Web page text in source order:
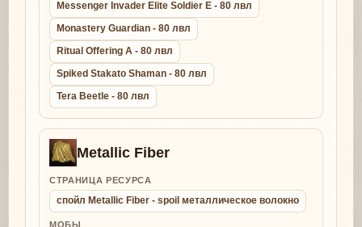
Messenger Invader Elite Soldier E - 80 лвл
Monastery Guardian - 80 лвл
Ritual Offering A - 80 лвл
Spiked Stakato Shaman - 80 лвл
Tera Beetle - 80 лвл
Metallic Fiber
СТРАНИЦА РЕСУРСА
спойл Metallic Fiber - spoil металлическое волокно
МОБЫ